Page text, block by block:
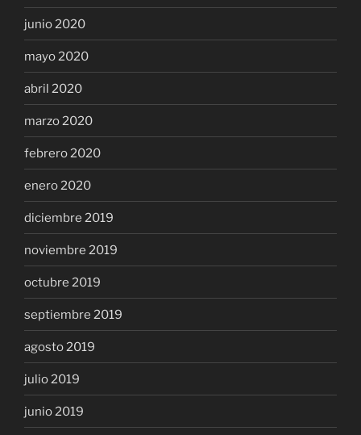
junio 2020
mayo 2020
abril 2020
marzo 2020
febrero 2020
enero 2020
diciembre 2019
noviembre 2019
octubre 2019
septiembre 2019
agosto 2019
julio 2019
junio 2019